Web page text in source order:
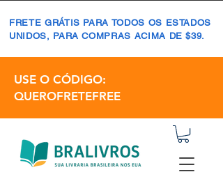
FRETE GRÁTIS PARA TODOS OS ESTADOS
UNIDOS, PARA COMPRAS ACIMA DE $39.
USE O CÓDIGO:
QUEROFRETEFREE